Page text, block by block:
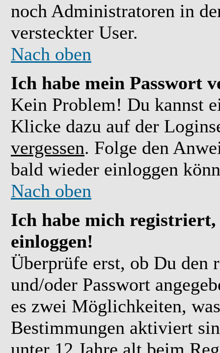
noch Administratoren in
versteckter User.
Nach oben
Ich habe mein Passwort
Kein Problem! Du kannst
Klicke dazu auf der
vergessen. Folge den
bald wieder einloggen
Nach oben
Ich habe mich
einloggen!
Überprüfe erst, ob Du den
und/oder Passwort
es zwei Möglichkeiten,
Bestimmungen aktiviert